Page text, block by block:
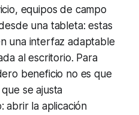
equipos de campo
una tableta: estas
una interfaz adaptable
al escritorio. Para
beneficio no es que
se ajusta
abrir la aplicación